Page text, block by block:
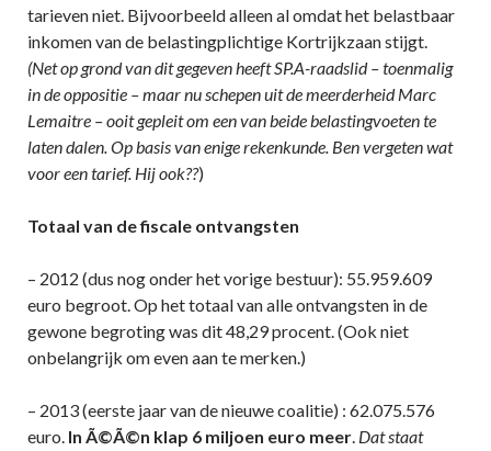
tarieven niet. Bijvoorbeeld alleen al omdat het belastbaar
inkomen van de belastingplichtige Kortrijkzaan stijgt.
(Net op grond van dit gegeven heeft SP.A-raadslid – toenmalig
in de oppositie – maar nu schepen uit de meerderheid Marc
Lemaitre – ooit gepleit om een van beide belastingvoeten te
laten dalen. Op basis van enige rekenkunde. Ben vergeten wat
voor een tarief. Hij ook??)
Totaal van de fiscale ontvangsten
– 2012 (dus nog onder het vorige bestuur): 55.959.609
euro begroot. Op het totaal van alle ontvangsten in de
gewone begroting was dit 48,29 procent. (Ook niet
onbelangrijk om even aan te merken.)
– 2013 (eerste jaar van de nieuwe coalitie) : 62.075.576
euro. In Ã©Ã©n klap 6 miljoen euro meer. Dat staat